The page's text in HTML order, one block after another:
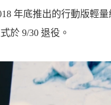
年底推出的行動版輕
於 9/30 退役。